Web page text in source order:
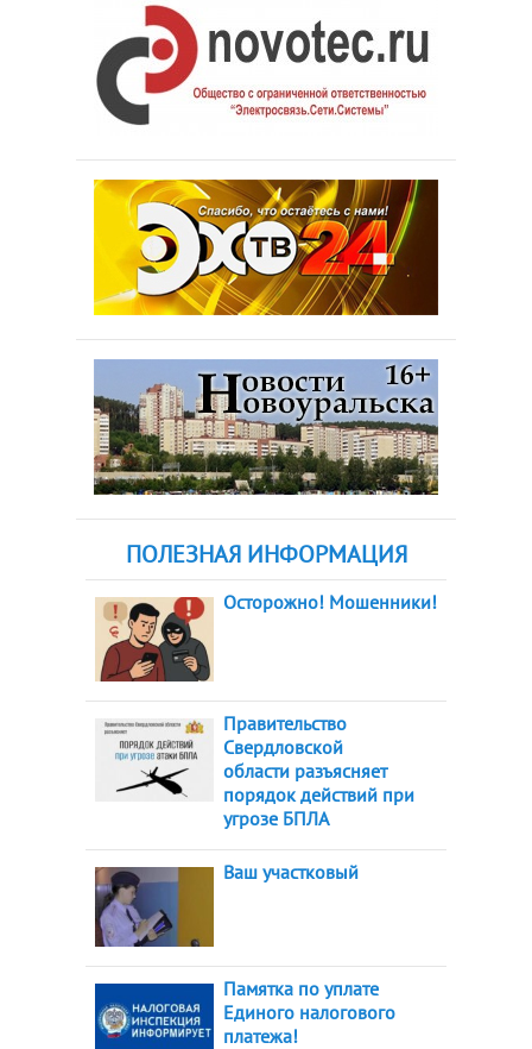
ПОЛЕЗНАЯ ИНФОРМАЦИЯ
Осторожно! Мошенники!
Правительство
Свердловской
области разъясняет
порядок действий при
угрозе БПЛА
Ваш участковый
Памятка по уплате
Единого налогового
платежа!